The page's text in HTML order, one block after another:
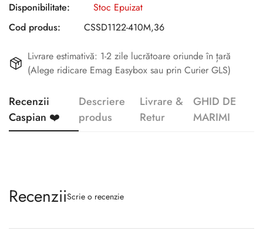
Disponibilitate:
Stoc Epuizat
Cod produs:
CSSD1122-410M,36
Livrare estimativă: 1-2 zile lucrătoare oriunde în țară
(Alege ridicare Emag Easybox sau prin Curier GLS)
Recenzii
Caspian ❤️
Descriere
produs
Livrare &
Retur
GHID DE
MARIMI
RecenziiScrie o recenzie